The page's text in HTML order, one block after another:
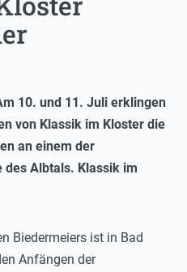
10. und 11. Juli erklingen
von Klassik im Kloster die
an einem der
Albtals. Klassik im
Biedermeiers ist in Bad
Anfängen der